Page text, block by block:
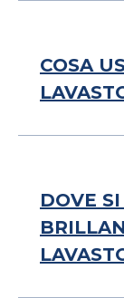
COSA
DOVE